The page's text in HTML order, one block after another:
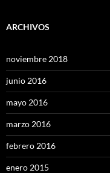
ARCHIVOS
noviembre 2018
junio 2016
mayo 2016
marzo 2016
febrero 2016
enero 2015